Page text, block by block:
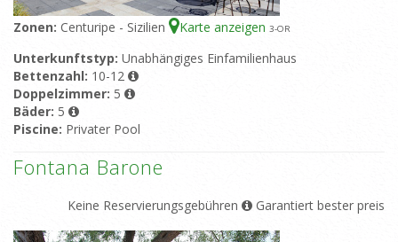
Zonen: Centuripe - Sizilien Karte anzeigen 3-OR
Unterkunftstyp: Unabhängiges Einfamilienhaus
Bettenzahl: 10-12
Doppelzimmer: 5
Bäder: 5
Piscine: Privater Pool
Fontana Barone
Keine Reservierungsgebühren Garantiert bester preis